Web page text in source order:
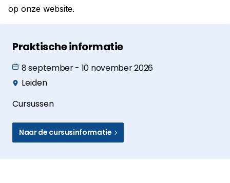
op onze website.
Praktische informatie
8 september - 10 november 2026
Leiden
Cursussen
Naar de cursusinformatie